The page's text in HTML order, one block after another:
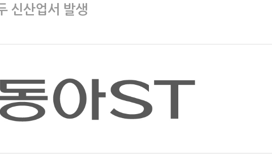
신산업서 발생